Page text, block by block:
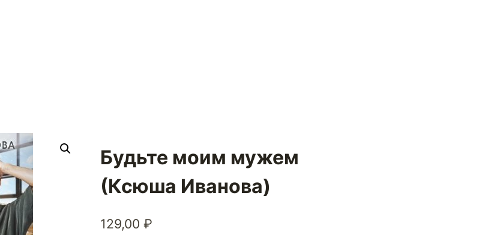
Будьте моим мужем
(Ксюша Иванова)
129,00 ₽